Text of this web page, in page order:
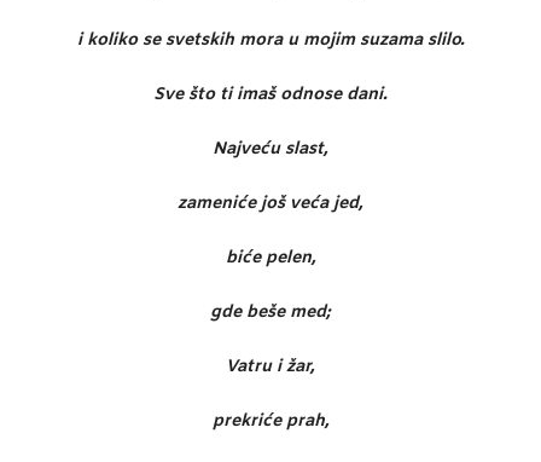
i koliko se svetskih mora u mojim suzama slilo.
Sve što ti imaš odnose dani.
Najveću slast,
zameniće još veća jed,
biće pelen,
gde beše med;
Vatru i žar,
prekriće prah,